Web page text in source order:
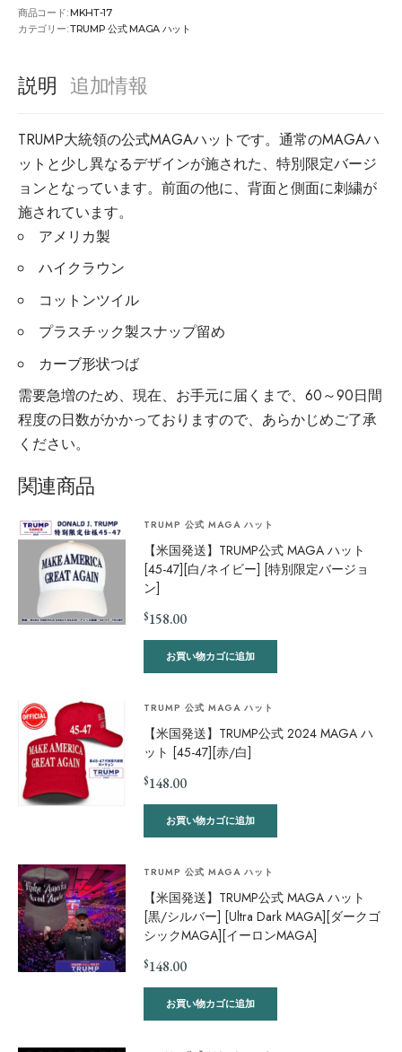
商品コード:MKHT-17
カテゴリー:TRUMP 公式 MAGA ハット
説明 追加情報
TRUMP大統領の公式MAGAハットです。通常のMAGAハ
ットと少し異なるデザインが施された、特別限定バージ
ョンとなっています。前面の他に、背面と側面に刺繍が
施されています。
アメリカ製
ハイクラウン
コットンツイル
プラスチック製スナップ留め
カーブ形状つば
需要急増のため、現在、お手元に届くまで、60～90日間
程度の日数がかかっておりますので、あらかじめご了承
ください。
関連商品
TRUMP 公式 MAGA ハット
【米国発送】TRUMP公式 MAGA ハット
[45-47][白/ネイビー] [特別限定バージョ
ン]
$158.00
お買い物カゴに追加
TRUMP 公式 MAGA ハット
【米国発送】TRUMP公式 2024 MAGA ハ
ット [45-47][赤/白]
$148.00
お買い物カゴに追加
TRUMP 公式 MAGA ハット
【米国発送】TRUMP公式 MAGA ハット
[黒/シルバー] [Ultra Dark MAGA][ダークゴ
シックMAGA][イーロンMAGA]
$148.00
お買い物カゴに追加